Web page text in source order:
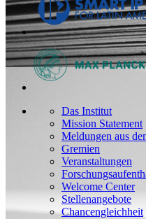
Das Institut
Mission Statement
Meldungen aus
Gremien
Veranstaltungen
Welcome Center
Stellenangebote
Chancengleichheit